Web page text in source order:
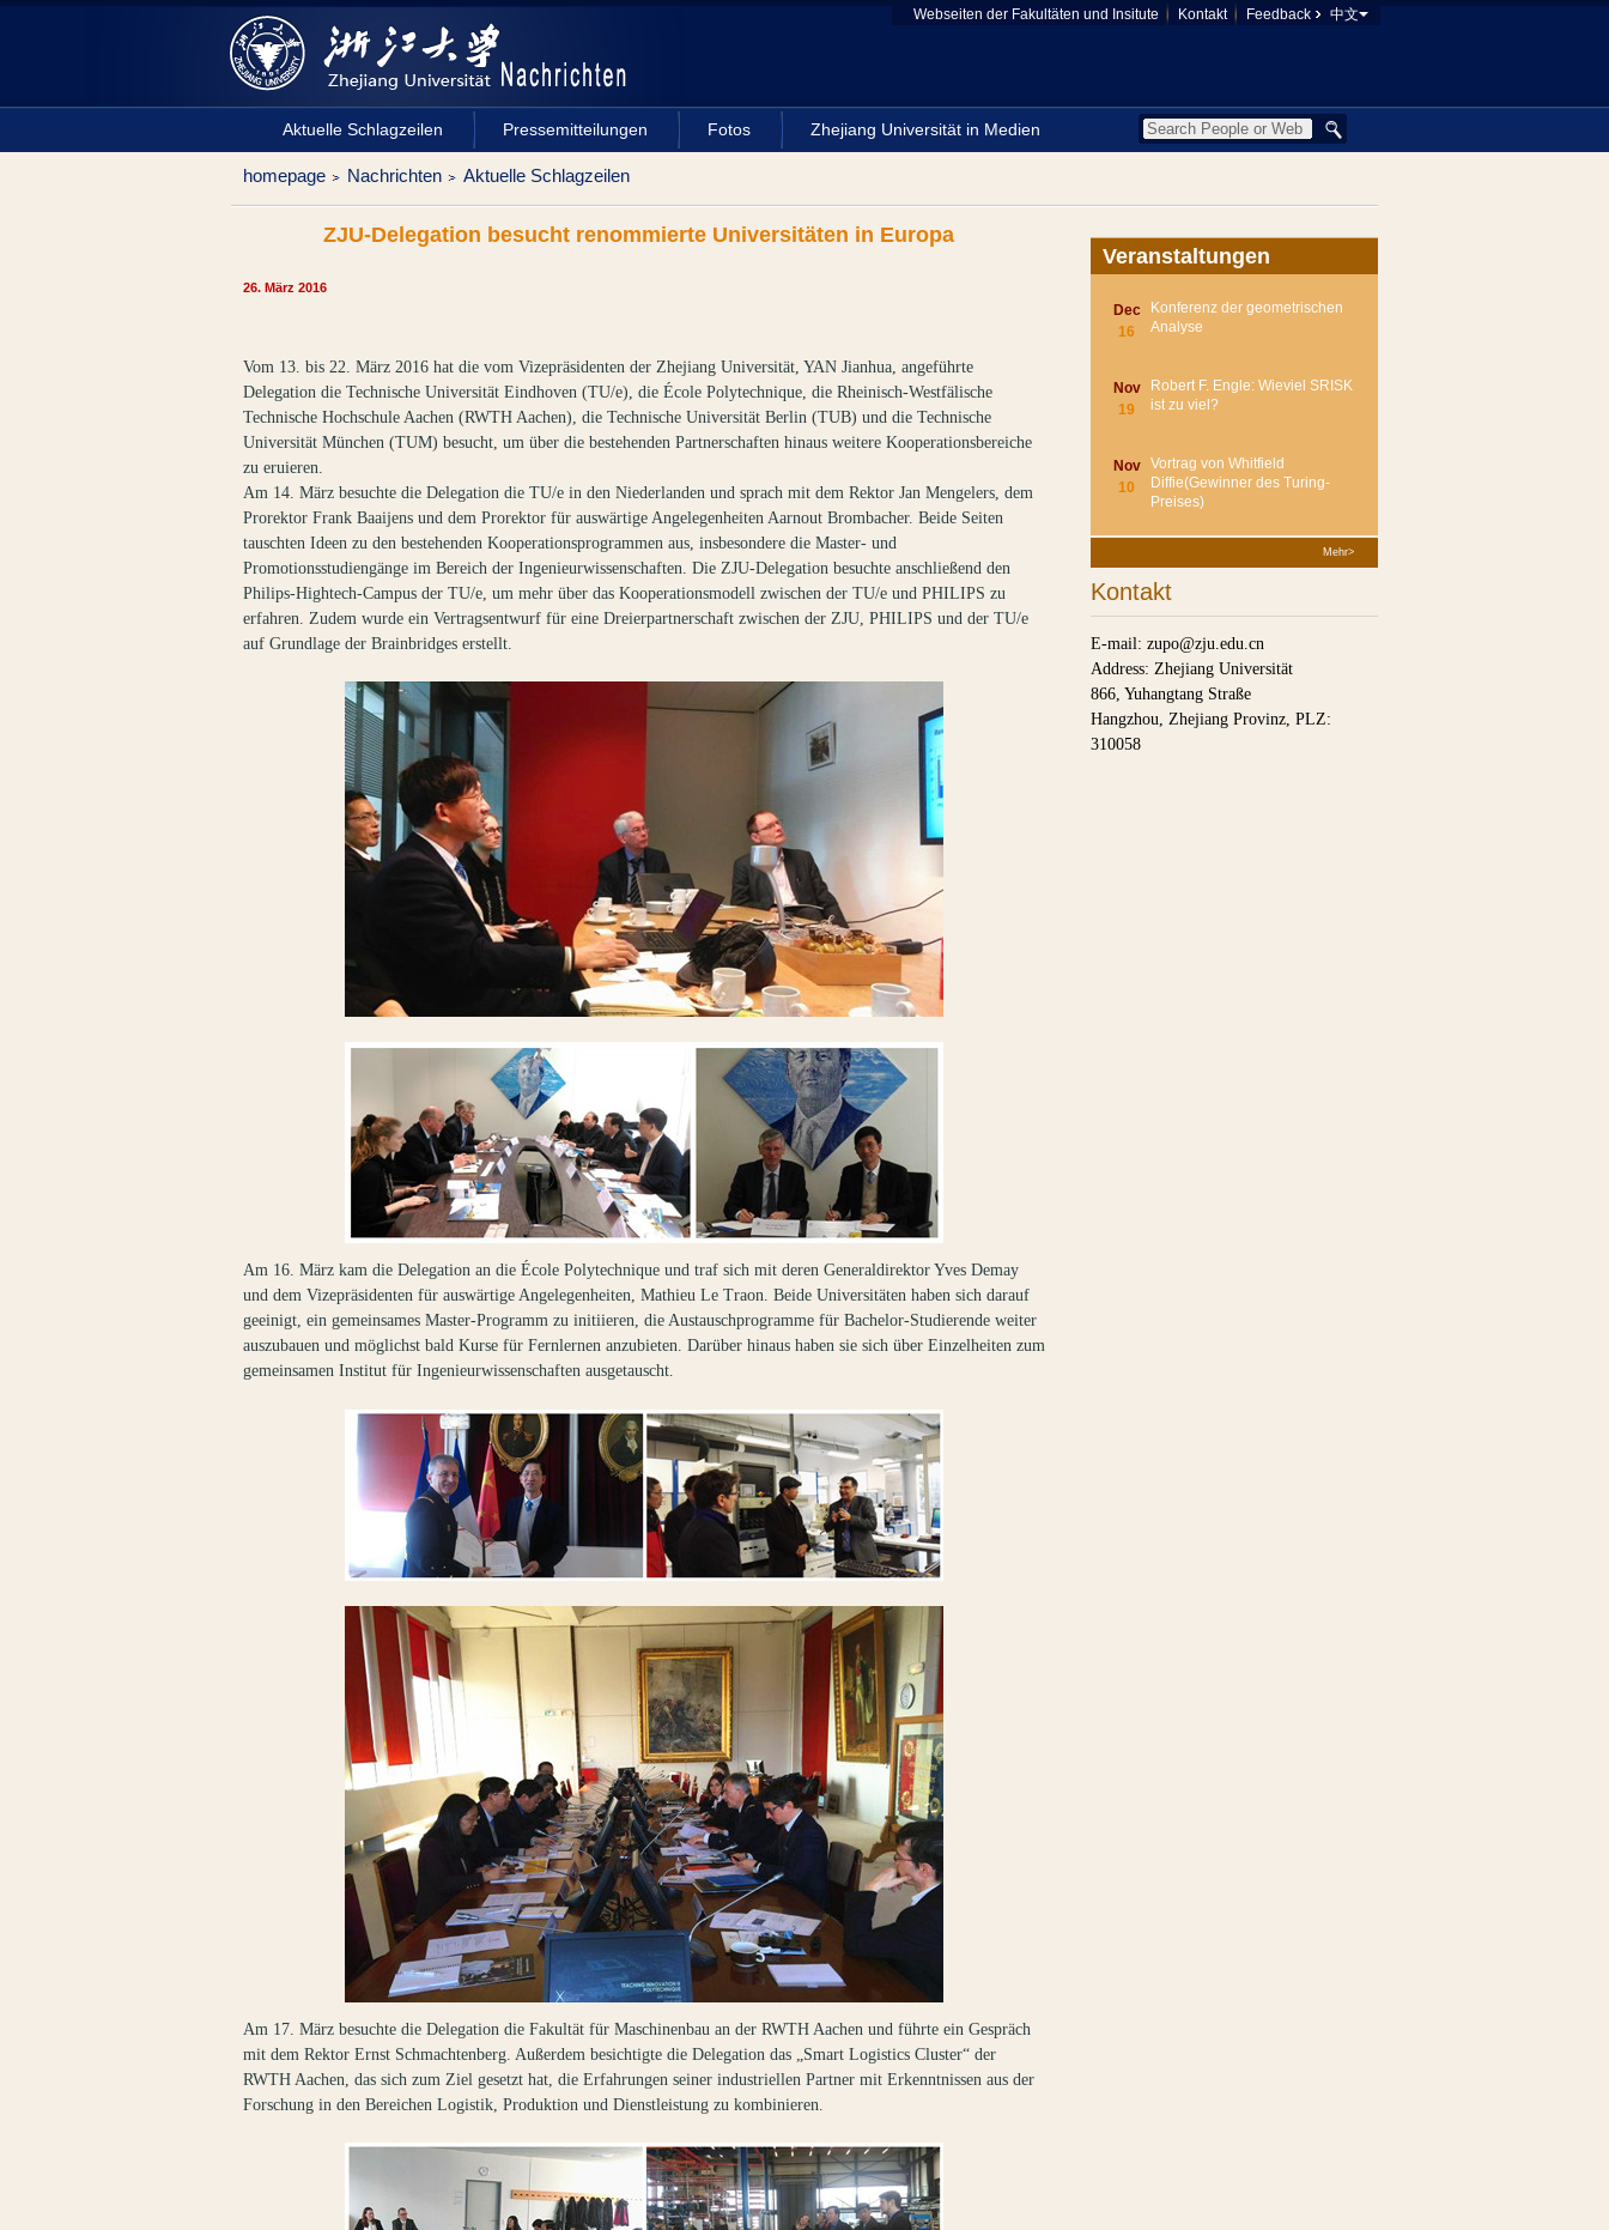
Webseiten der Fakultäten und Insitute Kontakt Feedback 中文
Aktuelle Schlagzeilen Pressemitteilungen Fotos Zhejiang Universität in Medien
homepage Nachrichten Aktuelle Schlagzeilen
ZJU-Delegation besucht renommierte Universitäten in Europa
26. März 2016
Vom 13. bis 22. März 2016 hat die vom Vizepräsidenten der Zhejiang Universität, YAN Jianhua, angeführte
Delegation die Technische Universität Eindhoven (TU/e), die École Polytechnique, die Rheinisch-Westfälische
Technische Hochschule Aachen (RWTH Aachen), die Technische Universität Berlin (TUB) und die Technische
Universität München (TUM) besucht, um über die bestehenden Partnerschaften hinaus weitere Kooperationsbereiche
zu eruieren.
Am 14. März besuchte die Delegation die TU/e in den Niederlanden und sprach mit dem Rektor Jan Mengelers, dem
Prorektor Frank Baaijens und dem Prorektor für auswärtige Angelegenheiten Aarnout Brombacher. Beide Seiten
tauschten Ideen zu den bestehenden Kooperationsprogrammen aus, insbesondere die Master- und
Promotionsstudiengänge im Bereich der Ingenieurwissenschaften. Die ZJU-Delegation besuchte anschließend den
Philips-Hightech-Campus der TU/e, um mehr über das Kooperationsmodell zwischen der TU/e und PHILIPS zu
erfahren. Zudem wurde ein Vertragsentwurf für eine Dreierpartnerschaft zwischen der ZJU, PHILIPS und der TU/e
auf Grundlage der Brainbridges erstellt.
Am 16. März kam die Delegation an die École Polytechnique und traf sich mit deren Generaldirektor Yves Demay
und dem Vizepräsidenten für auswärtige Angelegenheiten, Mathieu Le Traon. Beide Universitäten haben sich darauf
geeinigt, ein gemeinsames Master-Programm zu initiieren, die Austauschprogramme für Bachelor-Studierende weiter
auszubauen und möglichst bald Kurse für Fernlernen anzubieten. Darüber hinaus haben sie sich über Einzelheiten zum
gemeinsamen Institut für Ingenieurwissenschaften ausgetauscht.
Am 17. März besuchte die Delegation die Fakultät für Maschinenbau an der RWTH Aachen und führte ein Gespräch
mit dem Rektor Ernst Schmachtenberg. Außerdem besichtigte die Delegation das „Smart Logistics Cluster“ der
RWTH Aachen, das sich zum Ziel gesetzt hat, die Erfahrungen seiner industriellen Partner mit Erkenntnissen aus der
Forschung in den Bereichen Logistik, Produktion und Dienstleistung zu kombinieren.
Veranstaltungen
Dec
16
Konferenz der geometrischen
Analyse
Nov
19
Robert F. Engle: Wieviel SRISK
ist zu viel?
Nov
10
Vortrag von Whitfield
Diffie(Gewinner des Turing-
Preises)
Mehr>
Kontakt
E-mail: zupo@zju.edu.cn
Address: Zhejiang Universität
866, Yuhangtang Straße
Hangzhou, Zhejiang Provinz, PLZ:
310058